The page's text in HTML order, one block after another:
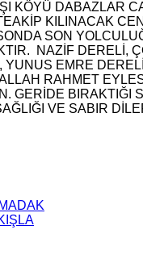
KÖYÜ DABAZLAR
KILINACAK
SON
NAZİF DERELİ,
YUNUS EMRE
RAHMET
GERİDE BIRAKTIĞI
VE SABIR